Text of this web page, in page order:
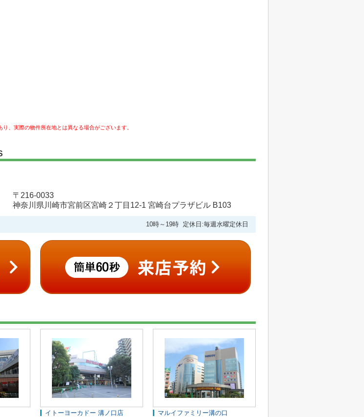
、実際の物件所在地とは異なる場合がございます。
〒216-0033
神奈川県川崎市宮前区宮崎２丁目12-1 宮崎台プラザビル B103
10時～19時 定休日:毎週水曜定休日
イトーヨーカドー 溝ノ口店
マルイファミリー溝の口